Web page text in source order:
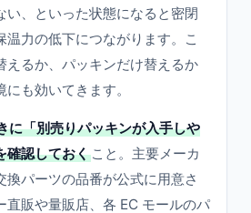
い、といった状態になると密閉
温力の低下につながります。こ
えるか、パッキンだけ替えるか
も効いてきます。
に「別売りパッキンが入手しや
確認しておく こと。主要メーカ
換パーツの品番が公式に用意さ
直販や量販店、各 EC モールのパ